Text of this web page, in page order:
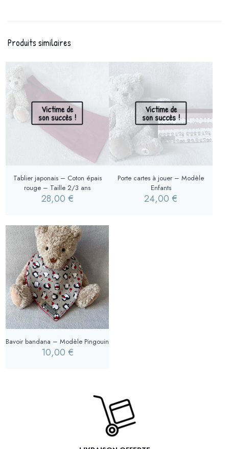
Produits similaires
Victime de
son succès !
Tablier japonais – Coton épais
rouge – Taille 2/3 ans
28,00 €
Victime de
son succès !
Porte cartes à jouer – Modèle
Enfants
24,00€
Bavoir bandana – Modèle Pingouin
10,00 €